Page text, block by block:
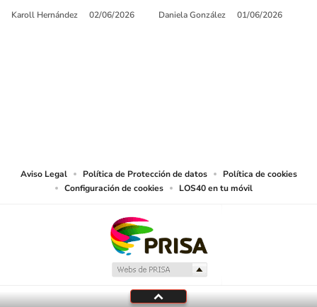
Karoll Hernández 02/06/2026 Daniela González 01/06/2026
Aviso Legal Política de Protección de datos
Política de cookies
Configuración de cookies
LOS40 en tu móvil